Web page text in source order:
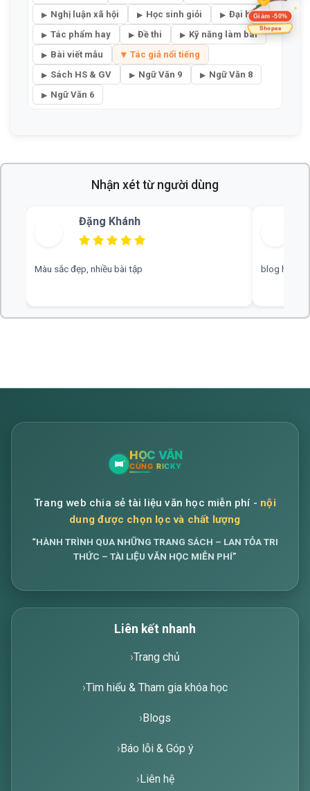
Nghị luận xã hội
Học sinh giỏi
Đại học
Tác phẩm hay
Đề thi
Kỹ năng làm bài
Bài viết mẫu
Tác giả nổi tiếng
Sách HS & GV
Ngữ Văn 9
Ngữ Văn 8
Ngữ Văn 6
Nhận xét từ người dùng
Bùi Thu
blog hay, chuyên nghiệp, rất mong nhiều đáp án hơn web hay,
Giảm -50%
Shopee
Trang web chia sẻ tài liệu văn học miễn phí - nội
dung được chọn lọc và chất lượng
“HÀNH TRÌNH QUA NHỮNG TRANG SÁCH – LAN TỎA TRI
THỨC – TÀI LIỆU VĂN HỌC MIỄN PHÍ”
Liên kết nhanh
Trang chủ
Tìm hiểu & Tham gia khóa học
Blogs
Báo lỗi & Góp ý
Liên hệ